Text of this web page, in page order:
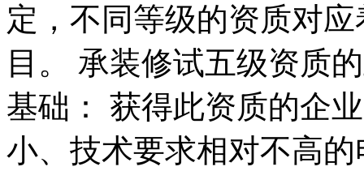
定，不同等级的资质对
目。 承装修试五级资质
基础： 获得此资质的企
小、技术要求相对不高